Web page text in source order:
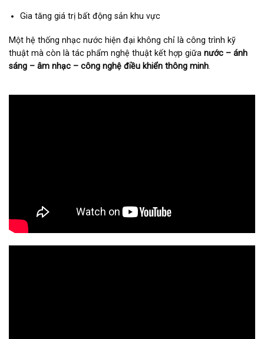
Gia tăng giá trị bất động sản khu vực
Một hệ thống nhạc nước hiện đại không chỉ là công trình kỹ
thuật mà còn là tác phẩm nghệ thuật kết hợp giữa nước – ánh
sáng – âm nhạc – công nghệ điều khiển thông minh